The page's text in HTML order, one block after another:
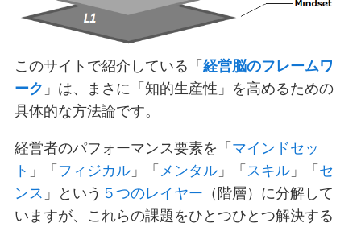
このサイトで紹介している「 経営脳のフレームワ
ーク 」は、まさに「知的生産性」を高めるための
具体的な方法論です。
経営者のパフォーマンス要素を「 マインドセッ
ト 」「 フィジカル」「 メンタル」「 スキル」「 セ
ンス 」という ５つのレイヤー （階層）に分解して
いますが、これらの課題をひとつひとつ解決する